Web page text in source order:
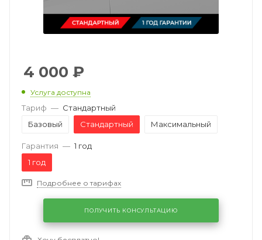
4 000 ₽
Услуга доступна
Тариф — Стандартный
Базовый
Стандартный Максимальный
Гарантия — 1 год
1 год
Подробнее о тарифах
ПОЛУЧИТЬ КОНСУЛЬТАЦИЮ